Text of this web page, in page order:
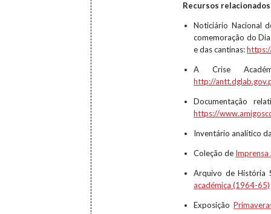
Recursos relacionados
Noticiário Nacional
comemoração do
e das cantinas:
A Crise
http://
Documentação
https://
Inventário analítico
Coleção de Imprensa
Arquivo de História
académica (1964-65)
Exposição